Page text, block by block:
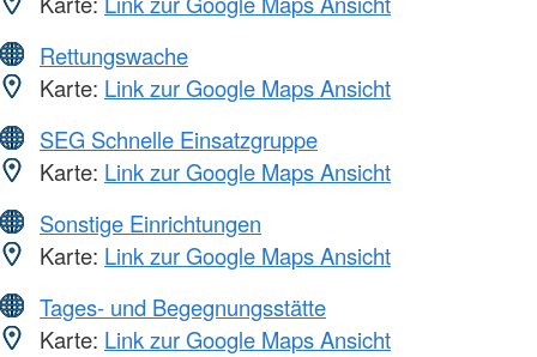
Rettungswache
Karte: Link zur Google Maps Ansicht
SEG Schnelle Einsatzgruppe
Karte: Link zur Google Maps Ansicht
Sonstige Einrichtungen
Karte: Link zur Google Maps Ansicht
Tages- und Begegnungsstätte
Karte: Link zur Google Maps Ansicht